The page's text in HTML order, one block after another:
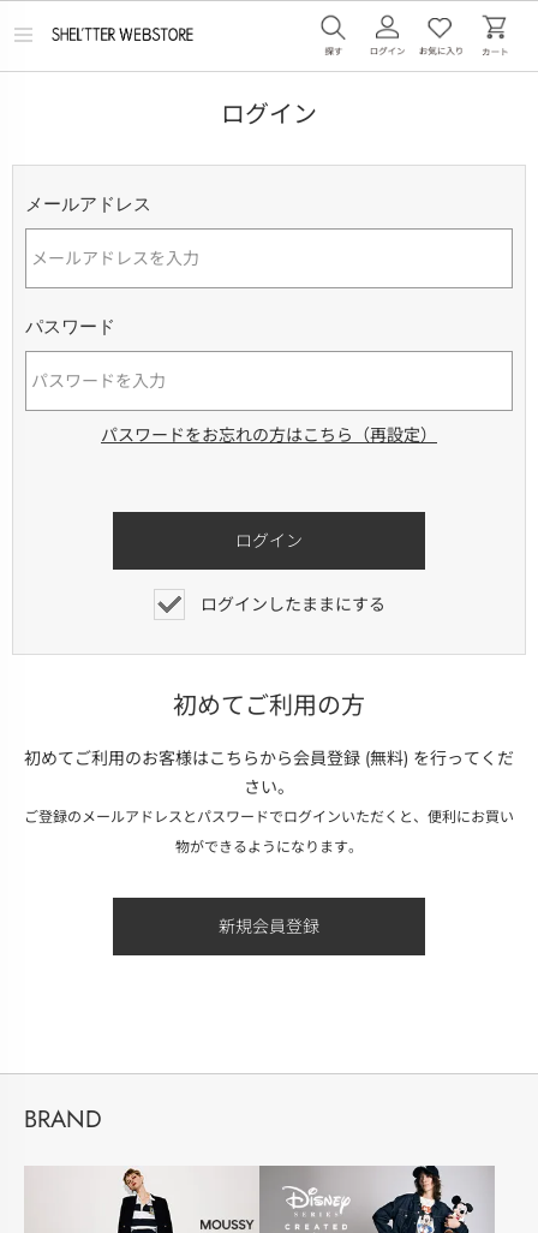
メ
ログイン
メールアドレス
パスワード
パスワードをお忘れの方はこちら（再設定）
ログインしたままにする
初めてご利用の方
初めてご利用のお客様はこちらから会員登録 (無料) を行ってくだ
さい。
ご登録のメールアドレスとパスワードでログインいただくと、便利にお買い
物ができるようになります。
BRAND